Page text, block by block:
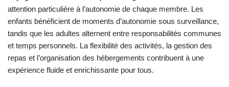
attention particulière à l’autonomie de chaque membre. Les
enfants bénéficient de moments d’autonomie sous surveillance,
tandis que les adultes alternent entre responsabilités communes
et temps personnels. La flexibilité des activités, la gestion des
repas et l’organisation des hébergements contribuent à une
expérience fluide et enrichissante pour tous.